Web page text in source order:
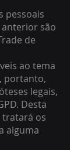
pessoais
são
de
ao tema
portanto,
legais,
Desta
tratará os
alguma